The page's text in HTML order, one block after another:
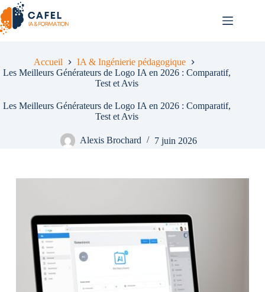
Passer
au
contenu
Accueil
IA & Ingénierie pédagogique
Les Meilleurs Générateurs de Logo IA en 2026 : Comparatif,
Test et Avis
Les Meilleurs Générateurs de Logo IA en 2026 : Comparatif,
Test et Avis
Alexis Brochard 7 juin 2026